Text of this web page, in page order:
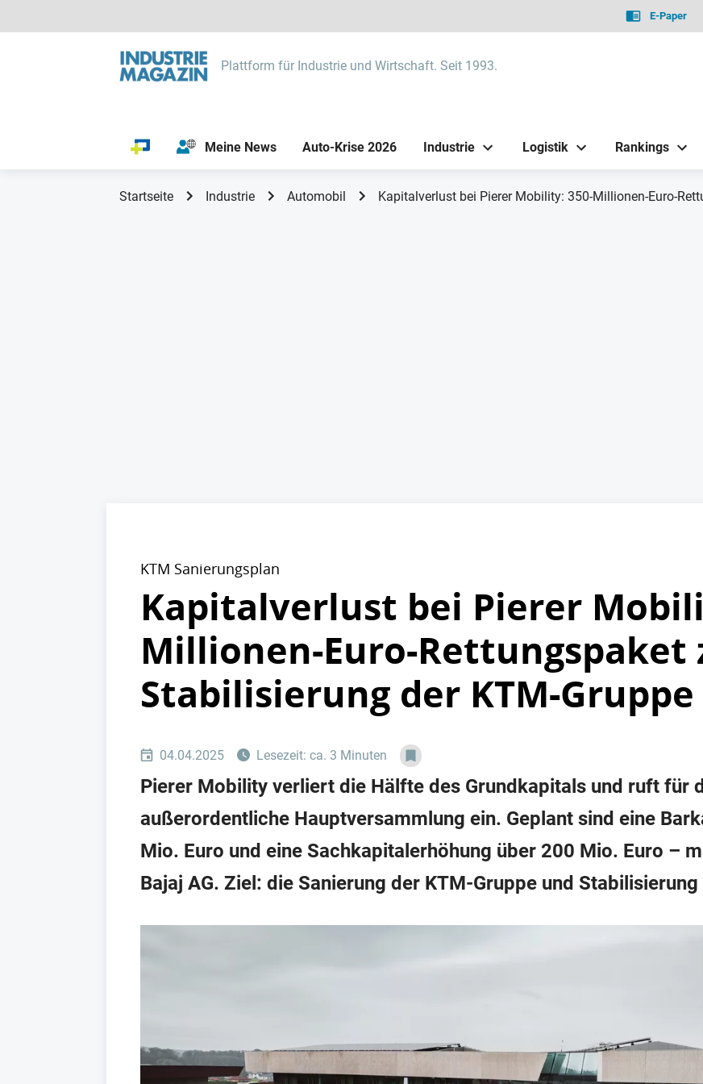
E-Paper
Plattform für Industrie und Wirtschaft. Seit 1993.
Meine News Auto-Krise 2026 Industrie Logistik Rankings
Startseite Industrie Automobil Kapitalverlust bei Pierer Mobility: 350-Millionen-Euro-
KTM Sanierungsplan
Kapitalverlust bei Pierer
Millionen-Euro-Rettungspaket
Stabilisierung der KTM-
04.04.2025 Lesezeit: ca. 3 Minuten
Pierer Mobility verliert die Hälfte des Grundkapitals und ruft für
außerordentliche Hauptversammlung ein. Geplant sind eine
Mio. Euro und eine Sachkapitalerhöhung über 200 Mio. Euro –
Bajaj AG. Ziel: die Sanierung der KTM-Gruppe und